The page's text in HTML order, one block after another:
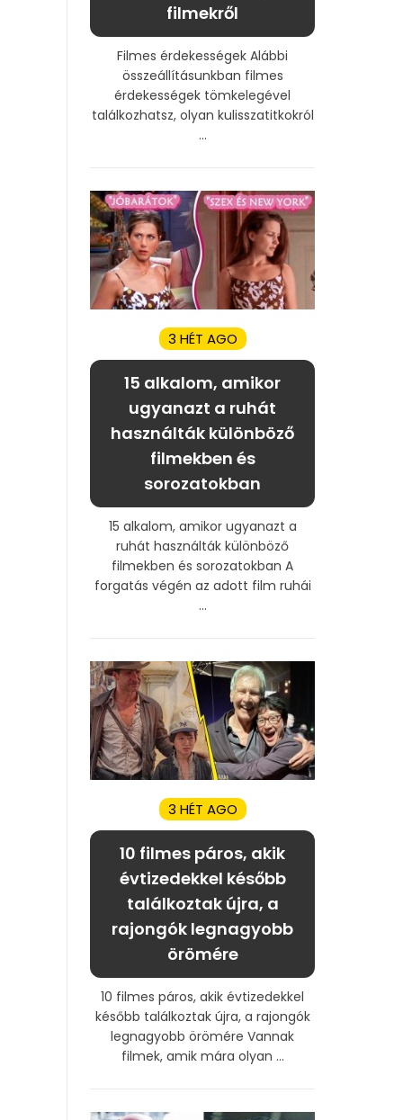
filmekről
Filmes érdekességek Alábbi
összeállításunkban filmes
érdekességek tömkelegével
találkozhatsz, olyan kulisszatitkokról
...
3 HÉT AGO
15 alkalom, amikor
ugyanazt a ruhát
használták különböző
filmekben és
sorozatokban
15 alkalom, amikor ugyanazt a
ruhát használták különböző
filmekben és sorozatokban A
forgatás végén az adott film ruhái
...
3 HÉT AGO
10 filmes páros, akik
évtizedekkel később
találkoztak újra, a
rajongók legnagyobb
örömére
10 filmes páros, akik évtizedekkel
később találkoztak újra, a rajongók
legnagyobb örömére Vannak
filmek, amik mára olyan ...